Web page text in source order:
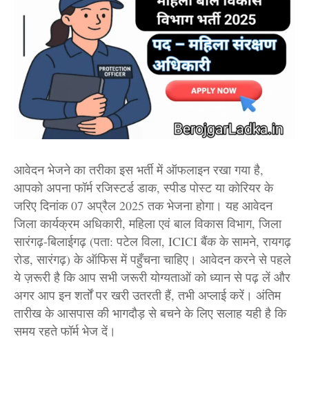
आवेदन भेजने का तरीका इस भर्ती में ऑफलाइन रखा गया है,
आपको अपना फॉर्म रजिस्टर्ड डाक, स्पीड पोस्ट या कोरियर के
जरिए दिनांक 07 अप्रैल 2025 तक भेजना होगा। यह आवेदन
जिला कार्यक्रम अधिकारी, महिला एवं बाल विकास विभाग, जिला
सारंगढ़-बिलाईगढ़ (पता: पटेल विला, ICICI बैंक के सामने, रायगढ़
रोड, सारंगढ़) के ऑफिस में पहुँचना चाहिए। आवेदन करने से पहले
ये ज़रूरी है कि आप सभी जरूरी योग्यताओं को ध्यान से पढ़ लें और
अगर आप इन शर्तों पर खरी उतरती हैं, तभी अप्लाई करें। अंतिम
तारीख के आसपास की भागदौड़ से बचने के लिए सलाह यही है कि
समय रहते फॉर्म भेज दें।